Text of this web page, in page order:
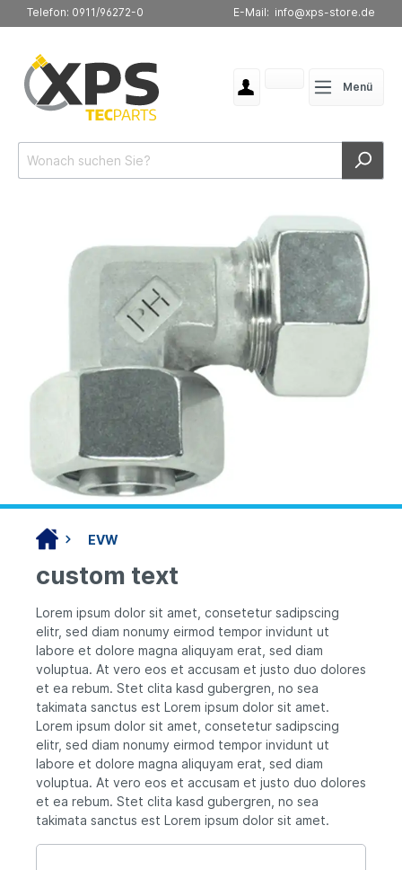
Telefon: 0911/96272-0 E-Mail: info@xps-store.de
Menü
EVW
custom text
Lorem ipsum dolor sit amet, consetetur sadipscing
elitr, sed diam nonumy eirmod tempor invidunt ut
labore et dolore magna aliquyam erat, sed diam
voluptua. At vero eos et accusam et justo duo dolores
et ea rebum. Stet clita kasd gubergren, no sea
takimata sanctus est Lorem ipsum dolor sit amet.
Lorem ipsum dolor sit amet, consetetur sadipscing
elitr, sed diam nonumy eirmod tempor invidunt ut
labore et dolore magna aliquyam erat, sed diam
voluptua. At vero eos et accusam et justo duo dolores
et ea rebum. Stet clita kasd gubergren, no sea
takimata sanctus est Lorem ipsum dolor sit amet.